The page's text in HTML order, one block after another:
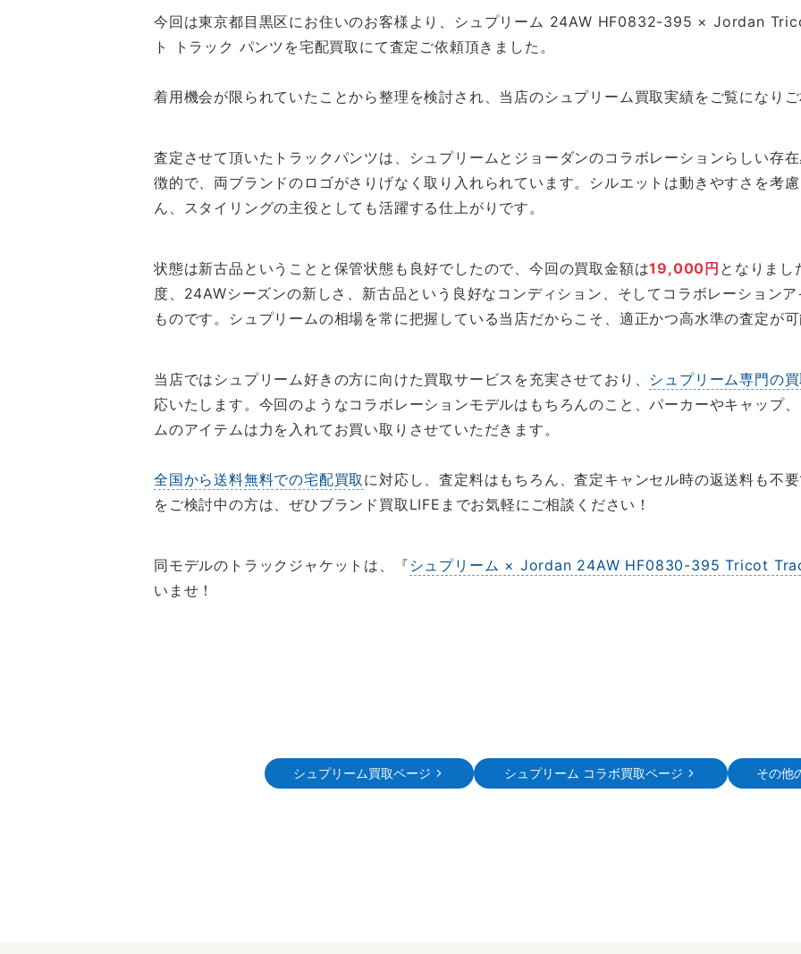
今回は東京都目黒区にお住いのお客様より、シュプリーム 24AW HF0832-395 × Jordan
ト トラック パンツを宅配買取にて査定ご依頼頂きました。
着用機会が限られていたことから整理を検討され、当店のシュプリーム買取実績をご覧になり
査定させて頂いたトラックパンツは、シュプリームとジョーダンのコラボレーションらしい存
徴的で、両ブランドのロゴがさりげなく取り入れられています。シルエットは動きやすさを考
ん、スタイリングの主役としても活躍する仕上がりです。
状態は新古品ということと保管状態も良好でしたので、今回の買取金額は19,000円 となりまし
度、24AWシーズンの新しさ、新古品という良好なコンディション、そしてコラボレーション
ものです。シュプリームの相場を常に把握している当店だからこそ、適正かつ高水準の査定が
当店ではシュプリーム好きの方に向けた買取サービスを充実させており、 シュプリーム専門の
応いたします。今回のようなコラボレーションモデルはもちろんのこと、パーカーやキャップ
ムのアイテムは力を入れてお買い取りさせていただきます。
全国から送料無料での宅配買取 に対応し、査定料はもちろん、査定キャンセル時の返送料も不
をご検討中の方は、ぜひブランド買取LIFEまでお気軽にご相談ください！
同モデルのトラックジャケットは、『 シュプリーム × Jordan 24AW HF0830-395 Tricot
いませ！
シュプリーム買取ページ シュプリーム コラボ買取ページ その他